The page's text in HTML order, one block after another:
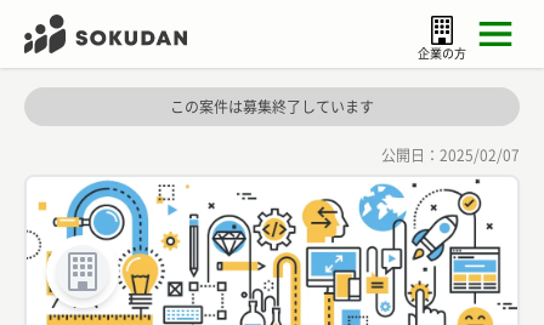
企業の方
この案件は募集終了しています
公開日： 2025/02/07